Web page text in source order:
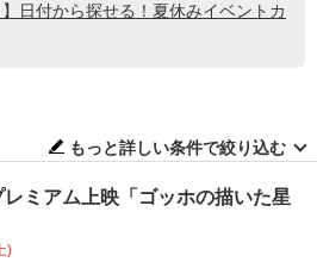
】日付から探せる！夏休みイベントカ
もっと詳しい条件で絞り込む
ミアム上映「ゴッホの描いた星
)